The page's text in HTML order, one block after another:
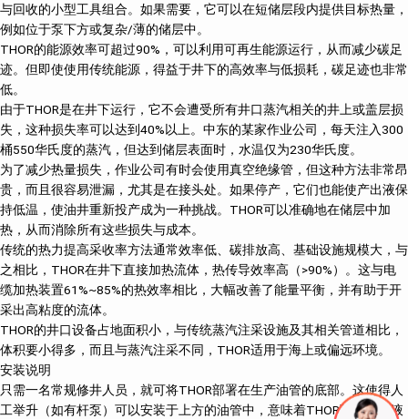
与回收的小型工具组合。如果需要，它可以在短储层段内提供目标热量，
例如位于泵下方或复杂/薄的储层中。
THOR的能源效率可超过90%，可以利用可再生能源运行，从而减少碳足
迹。但即使使用传统能源，得益于井下的高效率与低损耗，碳足迹也非常
低。
由于THOR是在井下运行，它不会遭受所有井口蒸汽相关的井上或盖层损
失，这种损失率可以达到40%以上。中东的某家作业公司，每天注入300
桶550华氏度的蒸汽，但达到储层表面时，水温仅为230华氏度。
为了减少热量损失，作业公司有时会使用真空绝缘管，但这种方法非常昂
贵，而且很容易泄漏，尤其是在接头处。如果停产，它们也能使产出液保
持低温，使油井重新投产成为一种挑战。THOR可以准确地在储层中加
热，从而消除所有这些损失与成本。
传统的热力提高采收率方法通常效率低、碳排放高、基础设施规模大，与
之相比，THOR在井下直接加热流体，热传导效率高（>90%）。这与电
缆加热装置61%~85%的热效率相比，大幅改善了能量平衡，并有助于开
采出高粘度的流体。
THOR的井口设备占地面积小，与传统蒸汽注采设施及其相关管道相比，
体积要小得多，而且与蒸汽注采不同，THOR适用于海上或偏远环境。
安装说明
只需一名常规修井人员，就可将THOR部署在生产油管的底部。这使得人
工举升（如有杆泵）可以安装于上方的油管中，意味着THOR可在产出液